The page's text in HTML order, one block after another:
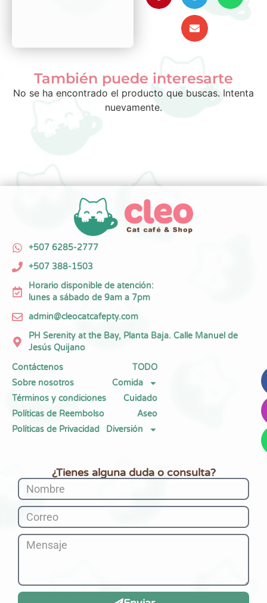
También puede interesarte
No se ha encontrado el producto que buscas. Intenta
nuevamente.
+507 6285-2777
+507 388-1503
Horario disponible de atención:
lunes a sábado de 9am a 7pm
admin@cleocatcafepty.com
PH Serenity at the Bay, Planta Baja. Calle Manuel de
Jesús Quijano
Contáctenos
Sobre nosotros
Términos y condiciones
Políticas de Reembolso
Políticas de Privacidad
TODO
Comida
Cuidado
Aseo
Diversión
¿Tienes alguna duda o consulta?